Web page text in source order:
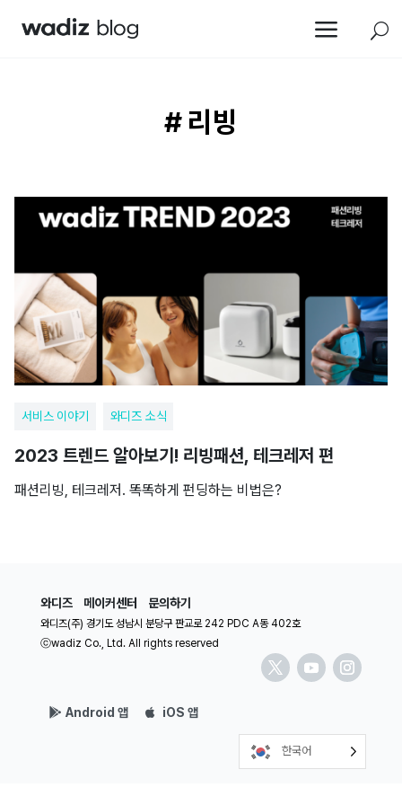
a U
# 리빙
서비스 이야기 와디즈 소식
2023 트렌드 알아보기! 리빙패션, 테크레저 편
패션리빙, 테크레저. 똑똑하게 펀딩하는 비법은?
와디즈 메이커센터 문의하기
와디즈(주) 경기도 성남시 분당구 판교로 242 PDC A동 402호
ⓒwadiz Co., Ltd. All rights reserved
Android 앱 iOS 앱
한국어